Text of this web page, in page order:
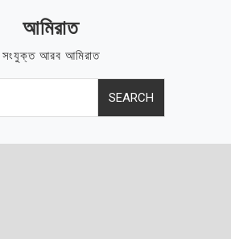
আমিরাত
সংযুক্ত আরব আমিরাত